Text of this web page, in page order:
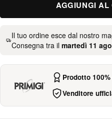
AGGIUNGI AL
Il tuo ordine esce dal nostro
Consegna tra il martedì 11
Prodotto
Venditore